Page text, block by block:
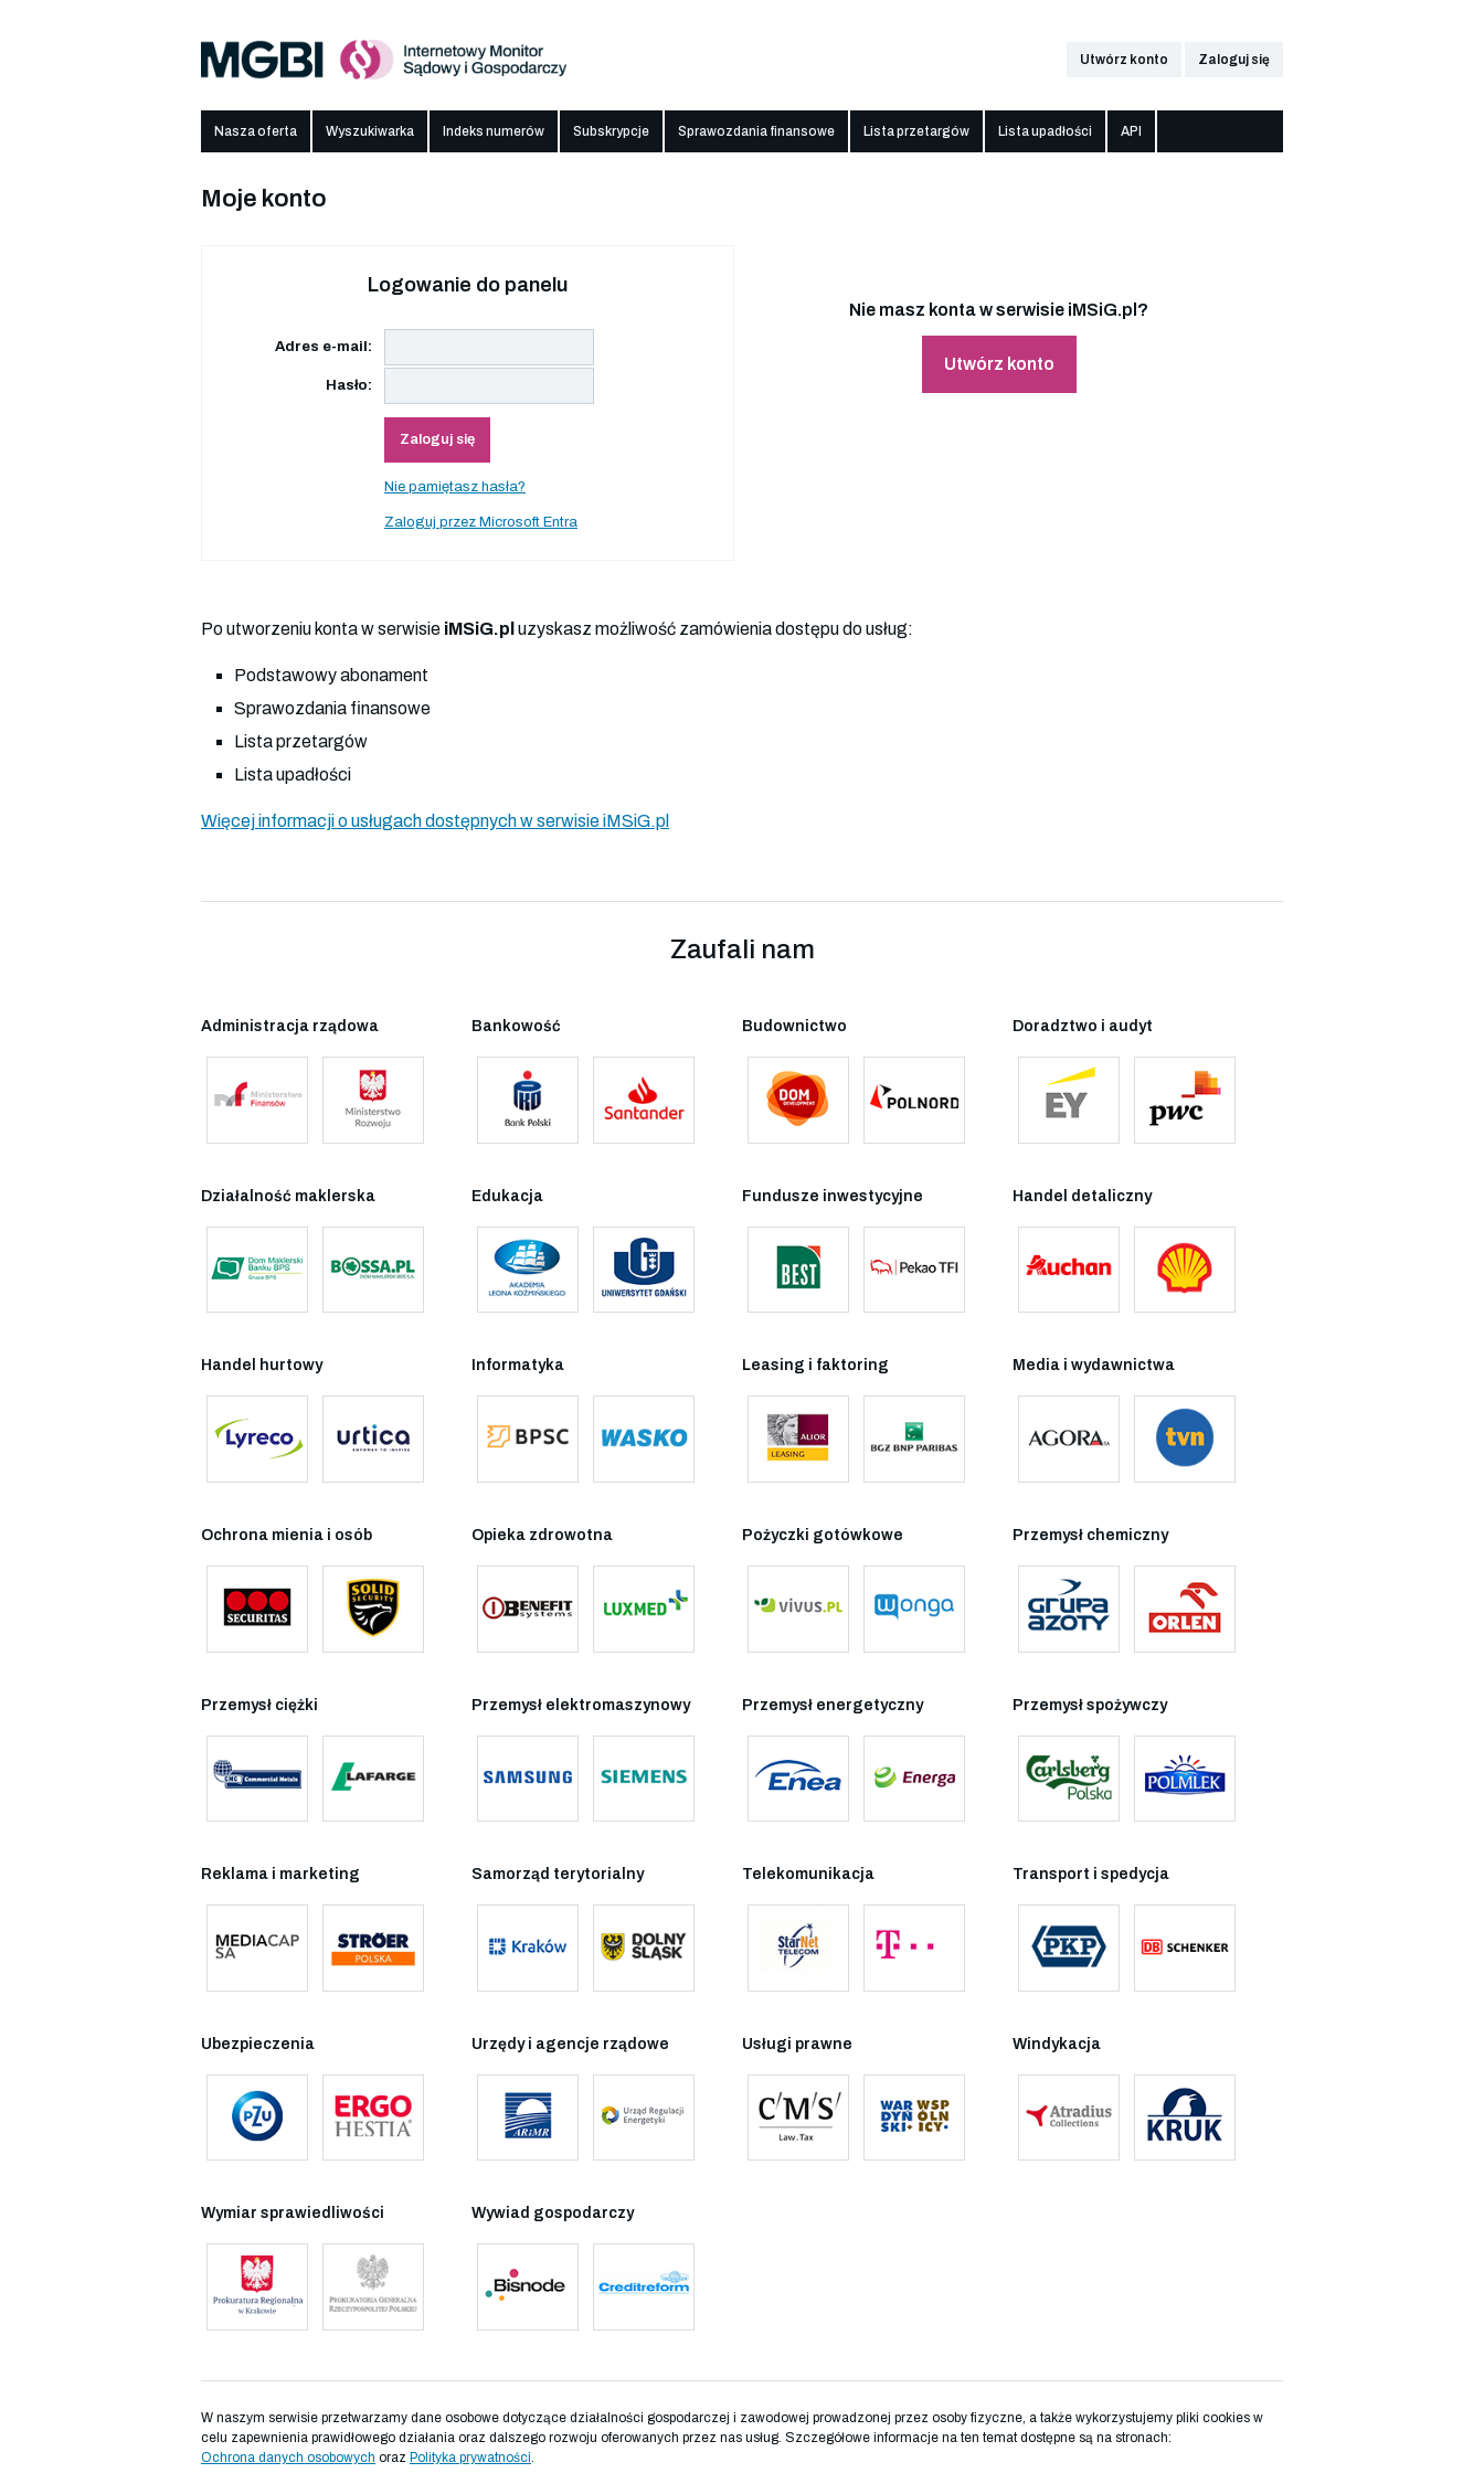
Utwórz konto Zaloguj się
Nasza oferta Wyszukiwarka Indeks numerów Subskrypcje Sprawozdania finansowe Lista przetargów Lista upadłości API
Moje konto
Logowanie do panelu
Adres e-mail:
Hasło:
Zaloguj się
Nie pamiętasz hasła?
Zaloguj przez Microsoft Entra
Nie masz konta w serwisie iMSiG.pl?
Utwórz konto
Po utworzeniu konta w serwisie iMSiG.pl uzyskasz możliwość zamówienia dostępu do usług:
Podstawowy abonament
Sprawozdania finansowe
Lista przetargów
Lista upadłości
Więcej informacji o usługach dostępnych w serwisie iMSiG.pl
Zaufali nam
Administracja rządowa Bankowość Budownictwo Doradztwo i audyt
Działalność maklerska Edukacja Fundusze inwestycyjne Handel detaliczny
Handel hurtowy Informatyka Leasing i faktoring Media i wydawnictwa
Ochrona mienia i osób Opieka zdrowotna Pożyczki gotówkowe Przemysł chemiczny
Przemysł ciężki Przemysł elektromaszynowy Przemysł energetyczny Przemysł spożywczy
Reklama i marketing Samorząd terytorialny Telekomunikacja Transport i spedycja
Ubezpieczenia Urzędy i agencje rządowe Usługi prawne Windykacja
Wymiar sprawiedliwości Wywiad gospodarczy
W naszym serwisie przetwarzamy dane osobowe dotyczące działalności gospodarczej i zawodowej prowadzonej przez osoby fizyczne, a także wykorzystujemy pliki cookies w
celu zapewnienia prawidłowego działania oraz dalszego rozwoju oferowanych przez nas usług. Szczegółowe informacje na ten temat dostępne są na stronach:
Ochrona danych osobowych oraz Polityka prywatności.